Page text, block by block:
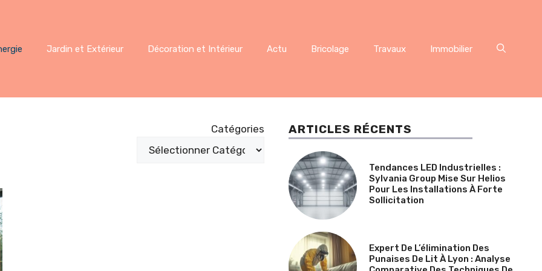
Jardin et Extérieur Décoration et Intérieur Actu Bricolage Travaux Immobilier
Catégories ARTICLES RÉCENTS
Tendances LED Industrielles :
Sylvania Group Mise Sur Helios
Pour Les Installations À Forte
Sollicitation
Expert De L’élimination Des
Punaises De Lit À Lyon : Analyse